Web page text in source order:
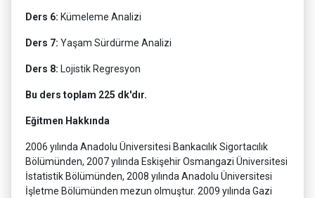
Ders 6: Kümeleme Analizi
Ders 7: Yaşam Sürdürme Analizi
Ders 8: Lojistik Regresyon
Bu ders toplam 225 dk'dır.
Eğitmen Hakkında
2006 yılında Anadolu Üniversitesi Bankacılık Sigortacılık
Bölümünden, 2007 yılında Eskişehir Osmangazi Üniversitesi
İstatistik Bölümünden, 2008 yılında Anadolu Üniversitesi
İşletme Bölümünden mezun olmuştur. 2009 yılında Gazi